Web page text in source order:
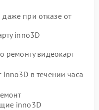
даже при отказе от
inno3D
ремонту видеокарт
в течении часа
inno3D